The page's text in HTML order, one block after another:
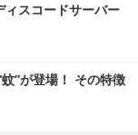
スコードサーバー
”が登場！ その特徴